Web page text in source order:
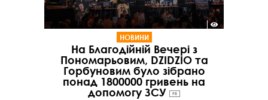
НОВИНИ
На Благодійній Вечері з
Пономарьовим, DZIDZIO та
Горбуновим було зібрано
понад 1800000 гривень на
допомогу ЗСУ
PR